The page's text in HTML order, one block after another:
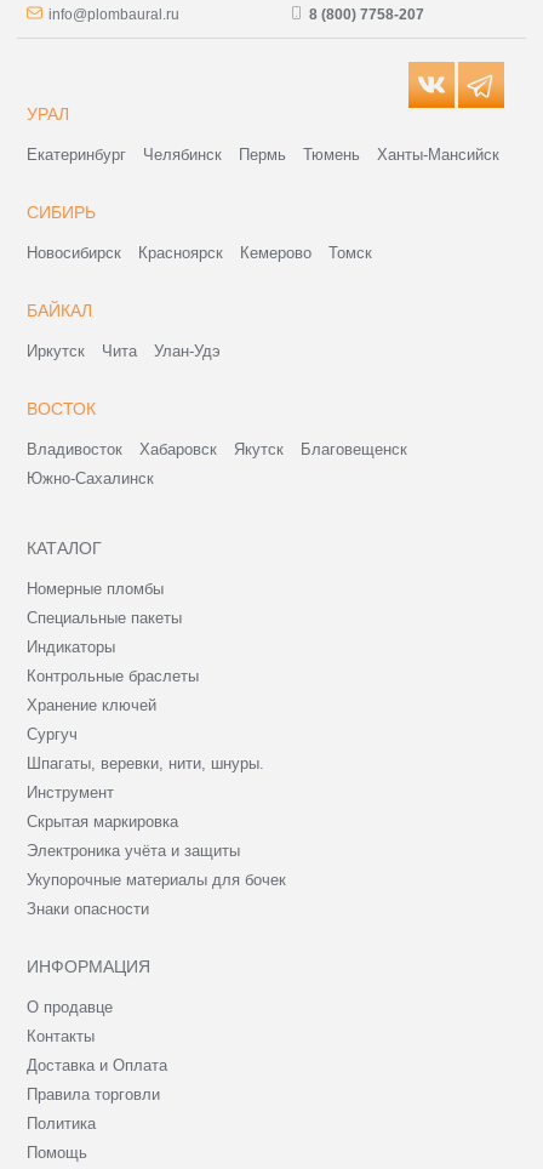
info@plombaural.ru 8 (800) 7758-207
УРАЛ
Екатеринбург Челябинск Пермь Тюмень Ханты-Мансийск
СИБИРЬ
Новосибирск Красноярск Кемерово Томск
БАЙКАЛ
Иркутск Чита Улан-Удэ
ВОСТОК
Владивосток Хабаровск Якутск
Благовещенск
Южно-Сахалинск
КАТАЛОГ
Номерные пломбы
Специальные пакеты
Индикаторы
Контрольные браслеты
Хранение ключей
Сургуч
Шпагаты, веревки, нити, шнуры.
Инструмент
Скрытая маркировка
Электроника учёта и защиты
Укупорочные материалы для бочек
Знаки опасности
ИНФОРМАЦИЯ
О продавце
Контакты
Доставка и Оплата
Правила торговли
Политика
Помощь